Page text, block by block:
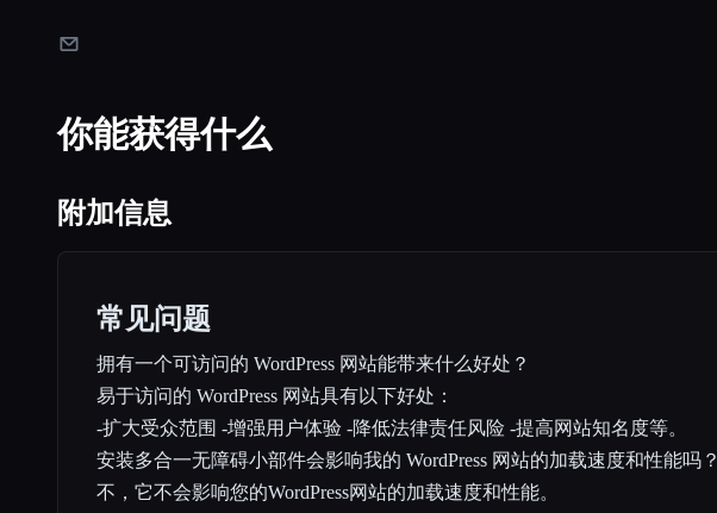
你能获得什么
附加信息
常见问题
拥有一个可访问的 WordPress 网站能带来什么好处？
易于访问的 WordPress 网站具有以下好处：
-扩大受众范围 -增强用户体验 -降低法律责任风险 -提高网站知名度等。
安装多合一无障碍小部件会影响我的 WordPress 网站的加载速度和性能吗？
不，它不会影响您的WordPress网站的加载速度和性能。